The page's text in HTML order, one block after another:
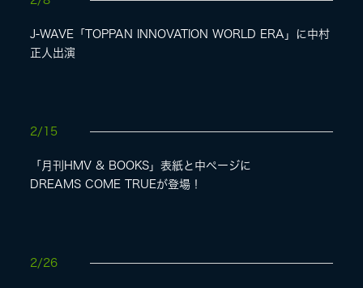
J-WAVE「TOPPAN INNOVATION WORLD ERA」に中村
正人出演
2/15
「月刊HMV & BOOKS」表紙と中ページに
DREAMS COME TRUEが登場！
2/26